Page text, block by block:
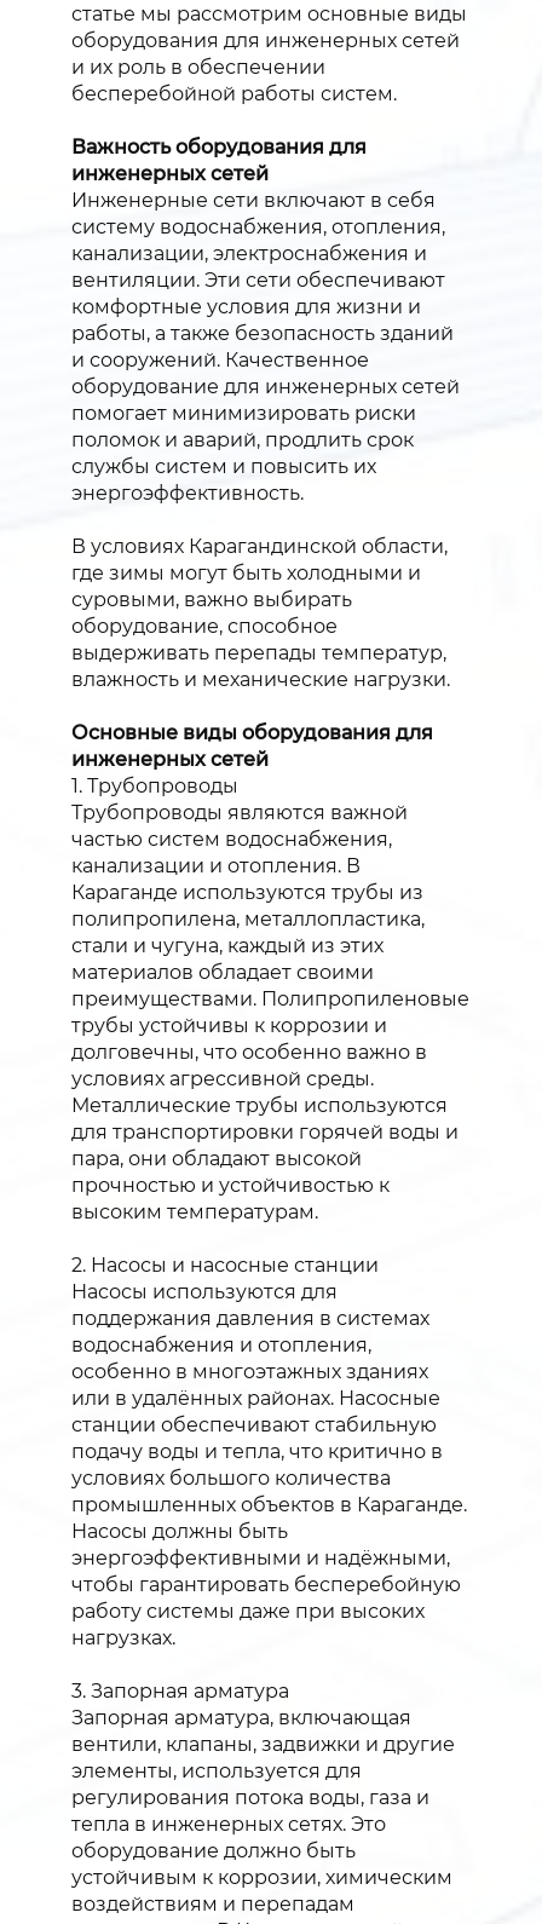
статье мы рассмотрим основные виды
оборудования для инженерных сетей
и их роль в обеспечении
бесперебойной работы систем.
Важность оборудования для
инженерных сетей
Инженерные сети включают в себя
систему водоснабжения, отопления,
канализации, электроснабжения и
вентиляции. Эти сети обеспечивают
комфортные условия для жизни и
работы, а также безопасность зданий
и сооружений. Качественное
оборудование для инженерных сетей
помогает минимизировать риски
поломок и аварий, продлить срок
службы систем и повысить их
энергоэффективность.
В условиях Карагандинской области,
где зимы могут быть холодными и
суровыми, важно выбирать
оборудование, способное
выдерживать перепады температур,
влажность и механические нагрузки.
Основные виды оборудования для
инженерных сетей
1. Трубопроводы
Трубопроводы являются важной
частью систем водоснабжения,
канализации и отопления. В
Караганде используются трубы из
полипропилена, металлопластика,
стали и чугуна, каждый из этих
материалов обладает своими
преимуществами. Полипропиленовые
трубы устойчивы к коррозии и
долговечны, что особенно важно в
условиях агрессивной среды.
Металлические трубы используются
для транспортировки горячей воды и
пара, они обладают высокой
прочностью и устойчивостью к
высоким температурам.
2. Насосы и насосные станции
Насосы используются для
поддержания давления в системах
водоснабжения и отопления,
особенно в многоэтажных зданиях
или в удалённых районах. Насосные
станции обеспечивают стабильную
подачу воды и тепла, что критично в
условиях большого количества
промышленных объектов в Караганде.
Насосы должны быть
энергоэффективными и надёжными,
чтобы гарантировать бесперебойную
работу системы даже при высоких
нагрузках.
3. Запорная арматура
Запорная арматура, включающая
вентили, клапаны, задвижки и другие
элементы, используется для
регулирования потока воды, газа и
тепла в инженерных сетях. Это
оборудование должно быть
устойчивым к коррозии, химическим
воздействиям и перепадам